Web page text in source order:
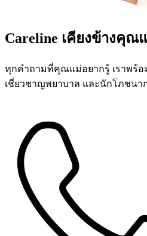
Careline เคียงข้างคุ
ทุกคำถามที่คุณแม่อยากรู้ เราพร้อ
เชี่ยวชาญพยาบาล และนักโภชนา